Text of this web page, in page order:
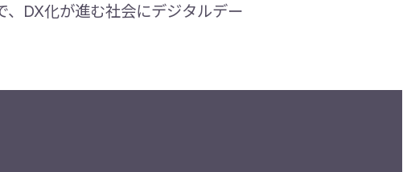
DX化が進む社会にデジタルデー